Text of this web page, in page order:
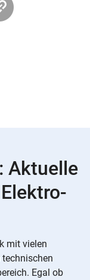
Aktuelle
mit vielen
Egal ob